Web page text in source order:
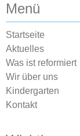
Menü
Startseite
Aktuelles
Was ist reformiert
Wir über uns
Kindergarten
Kontakt